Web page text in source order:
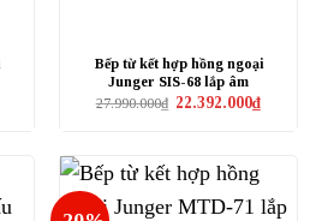
14.392.000₫.
Bếp từ kết hợp hồng ngoại
Junger SIS-68 lắp âm
27.990.000₫ Giá
22.392.000₫Giá
hiện